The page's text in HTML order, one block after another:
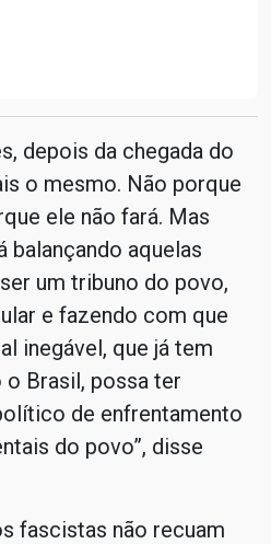
depois da chegada do
o mesmo. Não porque
ele não fará. Mas
balançando aquelas
um tribuno do povo,
e fazendo com que
inegável, que já tem
Brasil, possa ter
de enfrentamento
do povo”, disse
fascistas não recuam